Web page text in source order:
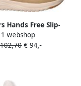
Hands Free Slip-
Go Stellar dames
Cognac
1 webshop
€ 94,-